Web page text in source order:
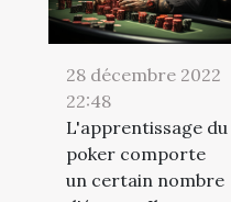
28 décembre 2022
22:48
L'apprentissage du
poker comporte
un certain nombre